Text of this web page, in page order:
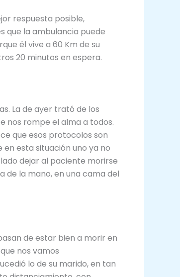
respuesta posible,
que la ambulancia puede
él vive a 60 Km de su
20 minutos en espera.
La de ayer trató de los
nos rompe el alma a todos.
que esos protocolos son
esta situación uno ya no
dejar al paciente morirse
de la mano, en una cama del
de estar bien a morir en
nos vamos
lo de su marido, en tan